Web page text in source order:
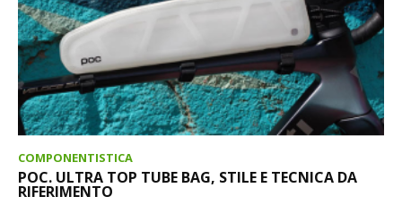
COMPONENTISTICA
POC. ULTRA TOP TUBE BAG, STILE E TECNICA DA
RIFERIMENTO